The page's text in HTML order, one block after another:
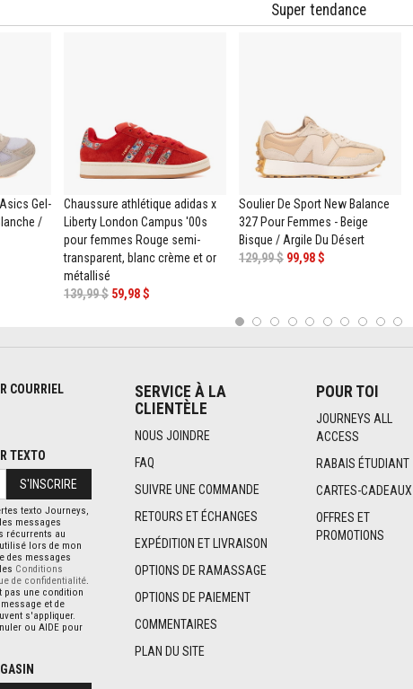
Super tendance
Gel-
/
Chaussure athlétique adidas x
Liberty London Campus '00s
pour femmes Rouge semi-
transparent, blanc crème et or
métallisé
139,99 $ 59,98 $
Soulier De Sport New Balance
327 Pour Femmes - Beige
Bisque / Argile Du Désert
129,99 $ 99,98 $
SERVICE À LA
CLIENTÈLE
NOUS JOINDRE
FAQ
SUIVRE UNE COMMANDE
RETOURS ET ÉCHANGES
EXPÉDITION ET LIVRAISON
OPTIONS DE RAMASSAGE
OPTIONS DE PAIEMENT
COMMENTAIRES
PLAN DU SITE
POUR TOI
JOURNEYS ALL
ACCESS
RABAIS ÉTUDIANT
CARTES-CADEAUX
OFFRES ET
PROMOTIONS
COURRIEL
TEXTO
S'INSCRIRE
texto Journeys,
messages
récurrents au
lors de mon
des messages
Conditions
de confidentialité.
pas une condition
et de
s'appliquer.
ou AIDE pour